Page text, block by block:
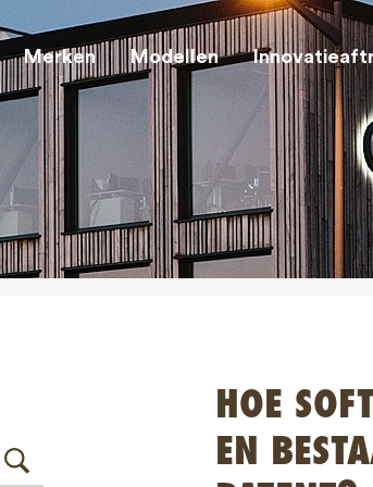
Merken Modellen
HOE
EN